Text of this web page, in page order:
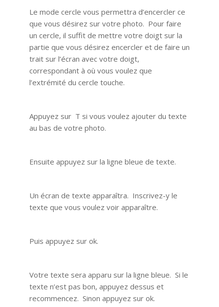
Le mode cercle vous permettra d’encercler ce
que vous désirez sur votre photo. Pour faire
un cercle, il suffit de mettre votre doigt sur la
partie que vous désirez encercler et de faire un
trait sur l’écran avec votre doigt,
correspondant à où vous voulez que
l’extrémité du cercle touche.
Appuyez sur T si vous voulez ajouter du texte
au bas de votre photo.
Ensuite appuyez sur la ligne bleue de texte.
Un écran de texte apparaîtra. Inscrivez-y le
texte que vous voulez voir apparaître.
Puis appuyez sur ok.
Votre texte sera apparu sur la ligne bleue. Si le
texte n’est pas bon, appuyez dessus et
recommencez. Sinon appuyez sur ok.